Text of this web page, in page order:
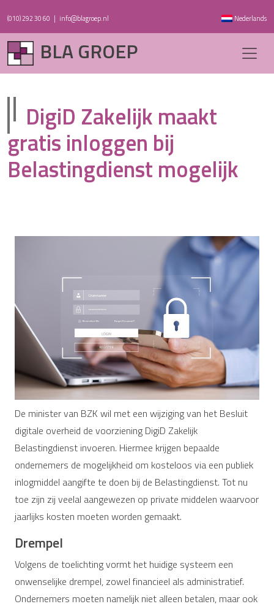
(010) 292 30 60 | info@blagroep.nl Nederlands
BLA GROEP
DigiD Zakelijk maakt
gratis inloggen bij
Belastingdienst mogelijk
De minister van BZK wil met een wijziging van het Besluit
digitale overheid de voorziening DigiD Zakelijk
Belastingdienst invoeren. Hiermee krijgen bepaalde
ondernemers de mogelijkheid om kosteloos via een publiek
inlogmiddel aangifte te doen bij de Belastingdienst. Tot nu
toe zijn zij veelal aangewezen op private middelen waarvoor
jaarlijks kosten moeten worden gemaakt.
Drempel
Volgens de toelichting vormt het huidige systeem een
onwenselijke drempel, zowel financieel als administratief.
Ondernemers moeten namelijk niet alleen betalen, maar ook